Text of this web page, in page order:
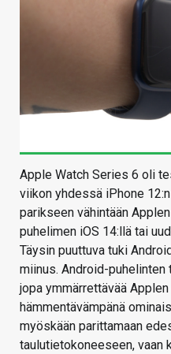
Apple Watch Series 6 oli
viikon yhdessä iPhone
parikseen vähintään
puhelimen iOS 14:llä tai
Täysin puuttuva tuki
miinus. Android-puhelinten
jopa ymmärrettävää
hämmentävämpänä
myöskään parittamaan
taulutietokoneeseen, vaan